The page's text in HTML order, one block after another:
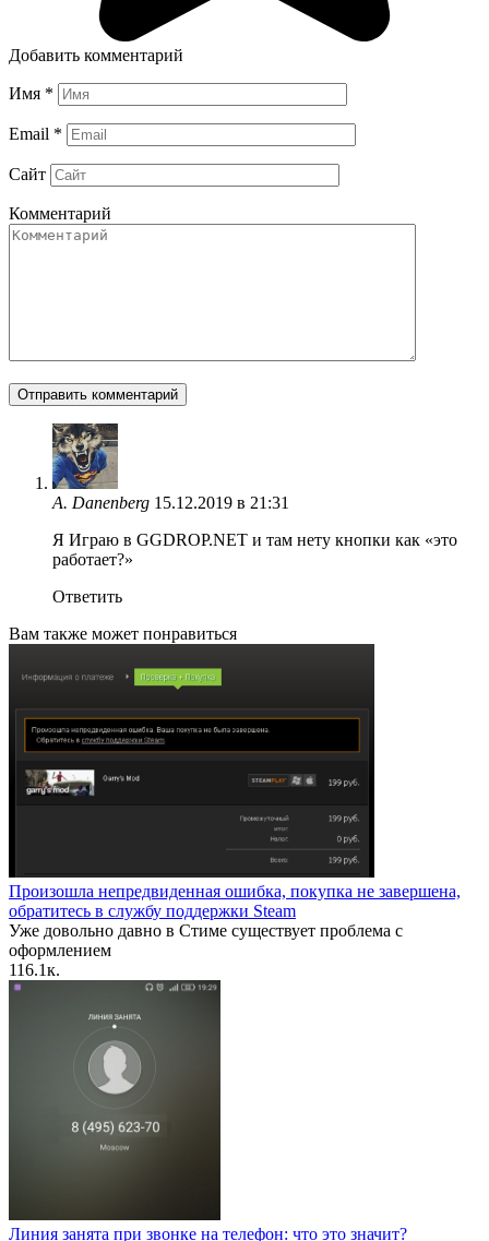
Добавить комментарий
Имя *
Email *
Сайт
Комментарий
A. Danenberg 15.12.2019 в 21:31
Я Играю в GGDROP.NET и там нету кнопки как «это
работает?»
Ответить
Вам также может понравиться
Произошла непредвиденная ошибка, покупка не завершена,
обратитесь в службу поддержки Steam
Уже довольно давно в Стиме существует проблема с
оформлением
116.1к.
Линия занята при звонке на телефон: что это значит?